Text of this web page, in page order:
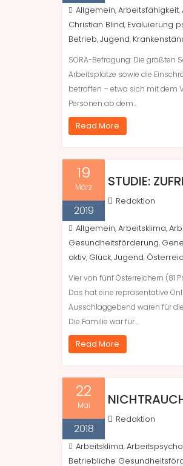
Allgemein,Arbeitsfähigkeit,
Christian Blind, Evaluierung
Betrieb,Jugend,
SORA-Befragung: Die größten
Arbeitsplätze sowie die
betroffen – etwa sich mit dem
Personen ab dem…
Read More
19
März
2019
STUDIE:
Redaktion
Allgemein,Arbeitsklima,
Gesundheitsförderung,
aktiv, Glück,Jugend,
Vier von fünf Österreichern (81
Das hat eine repräsentative
Ausschlaggebend waren für
Die Familie war für…
Read More
22
Mai
2018
Redaktion
Arbeitsklima,
Betriebliche